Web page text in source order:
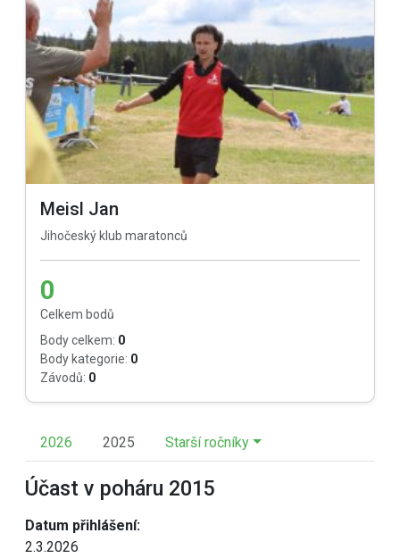
Meisl Jan
Jihočeský klub maratonců
0
Celkem bodů
Body celkem: 0
Body kategorie: 0
Závodů: 0
2026 2025 Starší ročníky
Účast v poháru 2015
Datum přihlášení:
2.3.2026